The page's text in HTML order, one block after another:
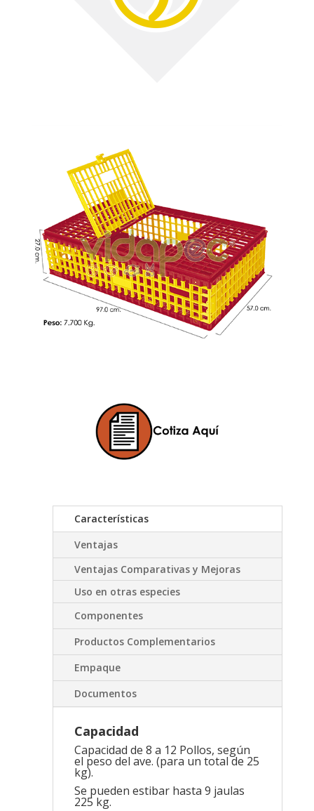
Características
Ventajas
Ventajas Comparativas y Mejoras
Uso en otras especies
Componentes
Productos Complementarios
Empaque
Documentos
Capacidad
Capacidad de 8 a 12 Pollos, según
el peso del ave. (para un total de 25
kg).
Se pueden estibar hasta 9 jaulas
225 kg.